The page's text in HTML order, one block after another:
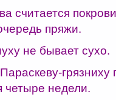
считается
пряжи.
не бывает сухо.
грязниху
четыре недели.